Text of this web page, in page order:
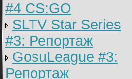
#4 CS:GO
SLTV Star Series
#3: Репортаж
GosuLeague #3:
Репортаж